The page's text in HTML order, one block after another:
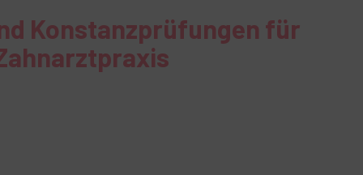
Konstanzprüfungen für